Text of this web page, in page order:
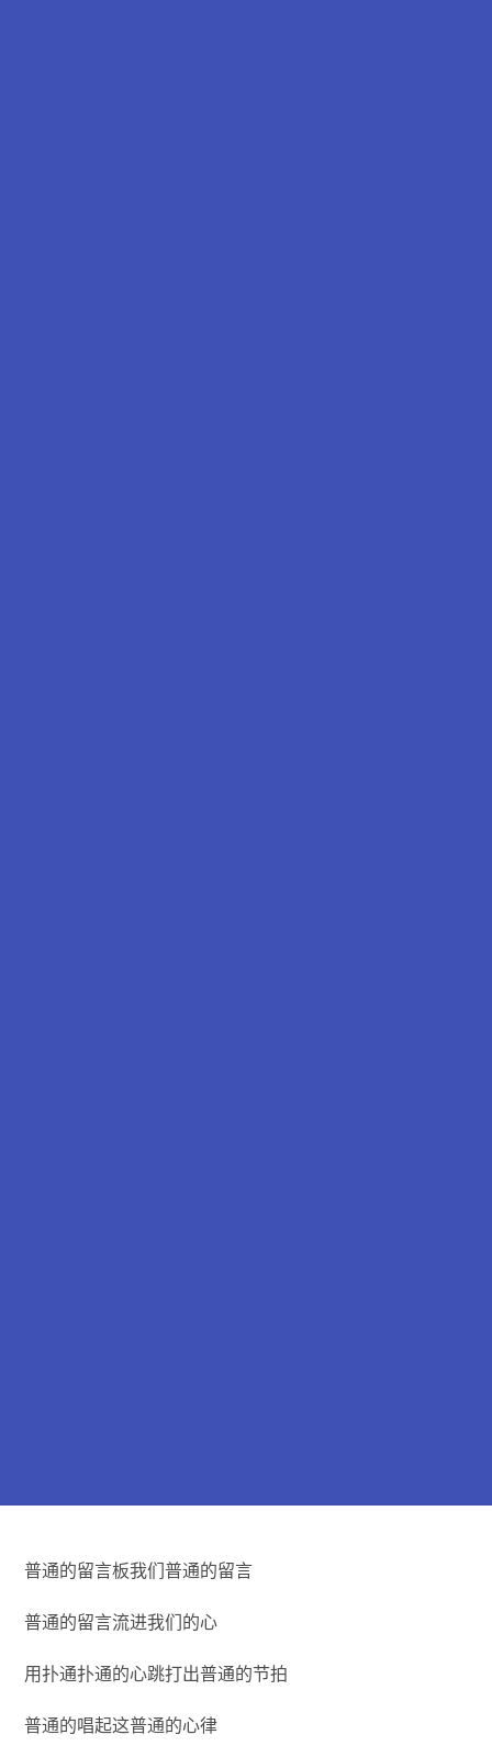
普通的留言板我们普通的留言
普通的留言流进我们的心
用扑通扑通的心跳打出普通的节拍
普通的唱起这普通的心律